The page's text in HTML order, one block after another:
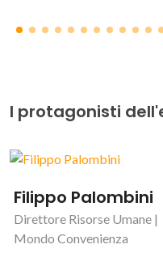
I protagonisti
Filippo Palombini
Direttore Risorse Umane |
Mondo Convenienza